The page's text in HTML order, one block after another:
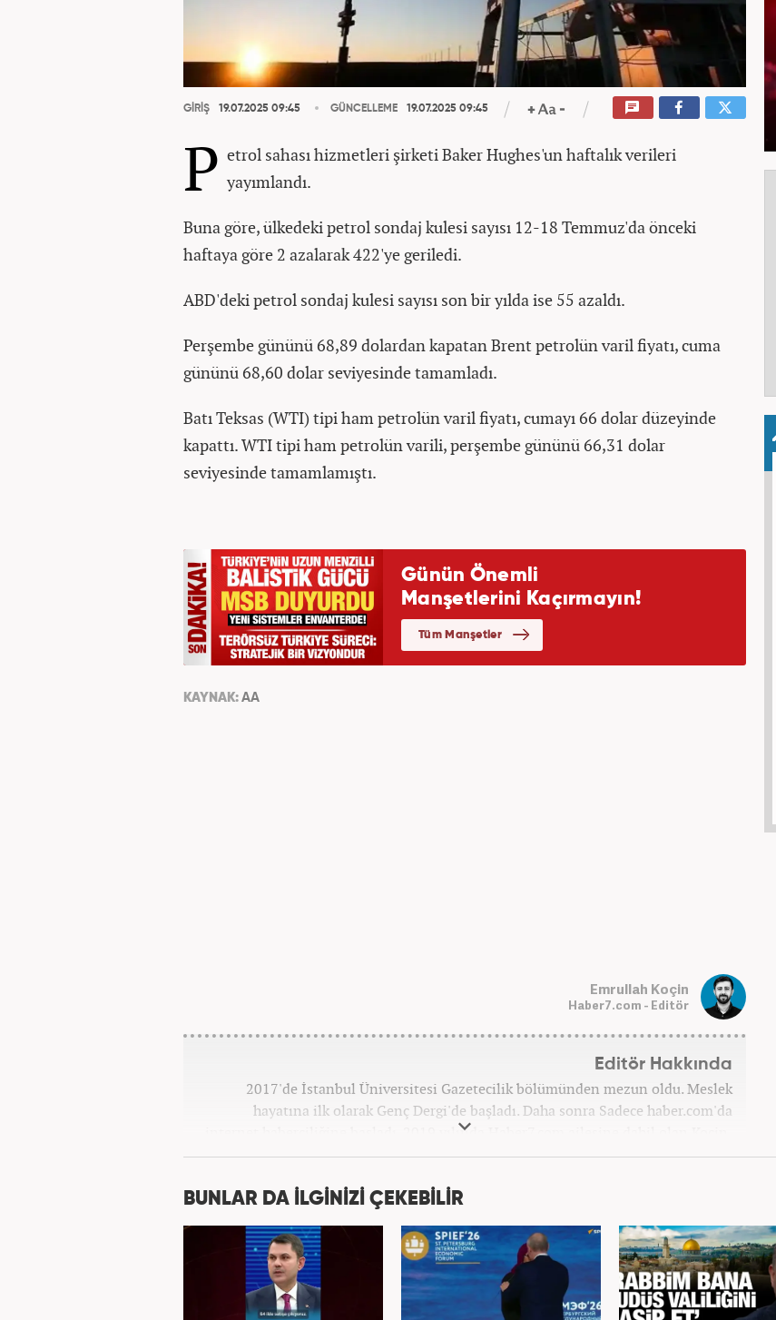
GİRİŞ 19.07.2025 09:45 GÜNCELLEME 19.07.2025 09:45
P etrol sahası hizmetleri şirketi Baker Hughes'un haftalık verileri
yayımlandı.
Buna göre, ülkedeki petrol sondaj kulesi sayısı 12-18 Temmuz'da önceki
haftaya göre 2 azalarak 422'ye geriledi.
ABD'deki petrol sondaj kulesi sayısı son bir yılda ise 55 azaldı.
Perşembe gününü 68,89 dolardan kapatan Brent petrolün varil fiyatı, cuma
gününü 68,60 dolar seviyesinde tamamladı.
Batı Teksas (WTI) tipi ham petrolün varil fiyatı, cumayı 66 dolar düzeyinde
kapattı. WTI tipi ham petrolün varili, perşembe gününü 66,31 dolar
seviyesinde tamamlamıştı.
KAYNAK: AA
Emrullah Koçin
Haber7.com - Editör
Editör Hakkında
2017'de İstanbul Üniversitesi Gazetecilik bölümünden mezun oldu. Meslek
hayatına ilk olarak Genç Dergi'de başladı. Daha sonra Sadece haber.com'da
internet haberciliğine başladı. 2019 yılında Haber7.com ailesine dahil olan Koçin,
''Ekonomi ve Otomobil Editörü'' olarak meslek hayatına devam etmektedir.
BUNLAR DA İLGİNİZİ ÇEKEBİLİR